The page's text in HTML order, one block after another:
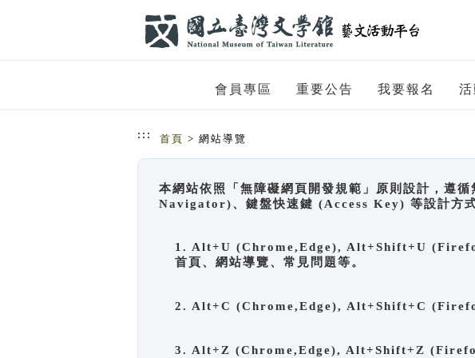
會員專區 重要公告 我要報名
::: 首頁 > 網站導覽
本網站依照「無障礙網頁開發規範」原則設計，遵
Navigator)、鍵盤快速鍵 (Access Key) 等設計方
1. Alt+U (Chrome,Edge), Alt+Shift+U
首頁、網站導覽、常見問題等。
2. Alt+C (Chrome,Edge), Alt+Shift+C
3. Alt+Z (Chrome,Edge), Alt+Shift+Z